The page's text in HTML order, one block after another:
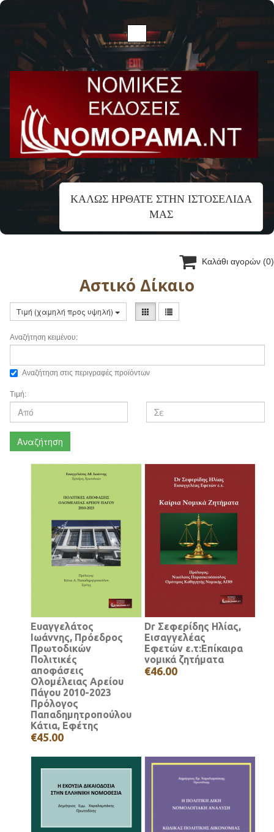
ΚΑΛΩΣ ΗΡΘΑΤΕ ΣΤΗΝ ΙΣΤΟΣΕΛΙΔΑ
ΜΑΣ
 Καλάθι αγορών (0)
Αστικό Δίκαιο
Τιμή (χαμηλή προς υψηλή)
Αναζήτηση κειμένου:
Αναζήτηση στις περιγραφές προϊόντων
Τιμή:
Αναζήτηση
Ευαγγελάτος
Ιωάννης, Πρόεδρος
Πρωτοδικών
Πολιτικές
αποφάσεις
Ολομέλειας Αρείου
Πάγου 2010-2023
Πρόλογος
Παπαδημητροπούλου
Κάτια, Εφέτης
€45.00
Dr Σεφερίδης Ηλίας,
Εισαγγελέας
Εφετών ε.τ:Επίκαιρα
νομικά ζητήματα
€46.00